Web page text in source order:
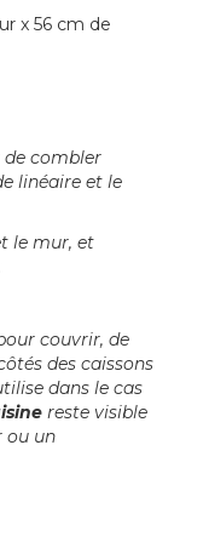
x 56 cm de
de combler
linéaire et le
le mur, et
couvrir, de
des caissons
dans le cas
reste visible
ou un